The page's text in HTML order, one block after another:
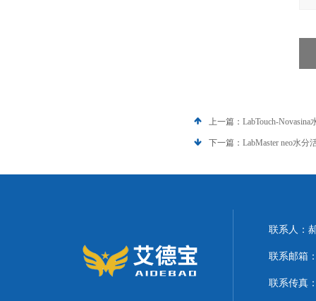
上一篇： LabTouch-Novasina
下一篇： LabMaster neo水分
联系人：
联系邮箱
联系传真